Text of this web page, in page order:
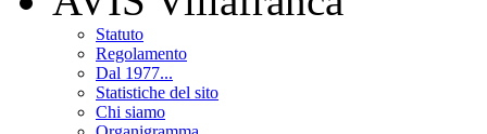
Statuto
Regolamento
Dal 1977...
Statistiche del sito
Chi siamo